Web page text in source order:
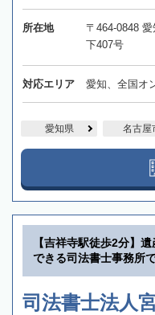
所在地
〒464-0848
下407号
対応エリア 愛知、全国オ
愛知県 名古屋
【吉祥寺駅徒歩2分】
できる司法書士事務所
司法書士法人